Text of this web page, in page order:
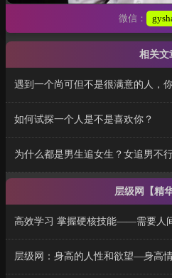
微信：
相关文
遇到一个尚可但不是很满意的人，
如何试探一个人是不是喜欢你？
为什么都是男生追女生？女追男不
层级网【精
高效学习 掌握硬核技能——需要人
层级网：身高的人性和欲望—身高情